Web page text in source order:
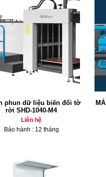
phun dữ liệu biến đổi tờ
rời SHD-1040-M4
Liên hệ
Bảo hành : 12 tháng